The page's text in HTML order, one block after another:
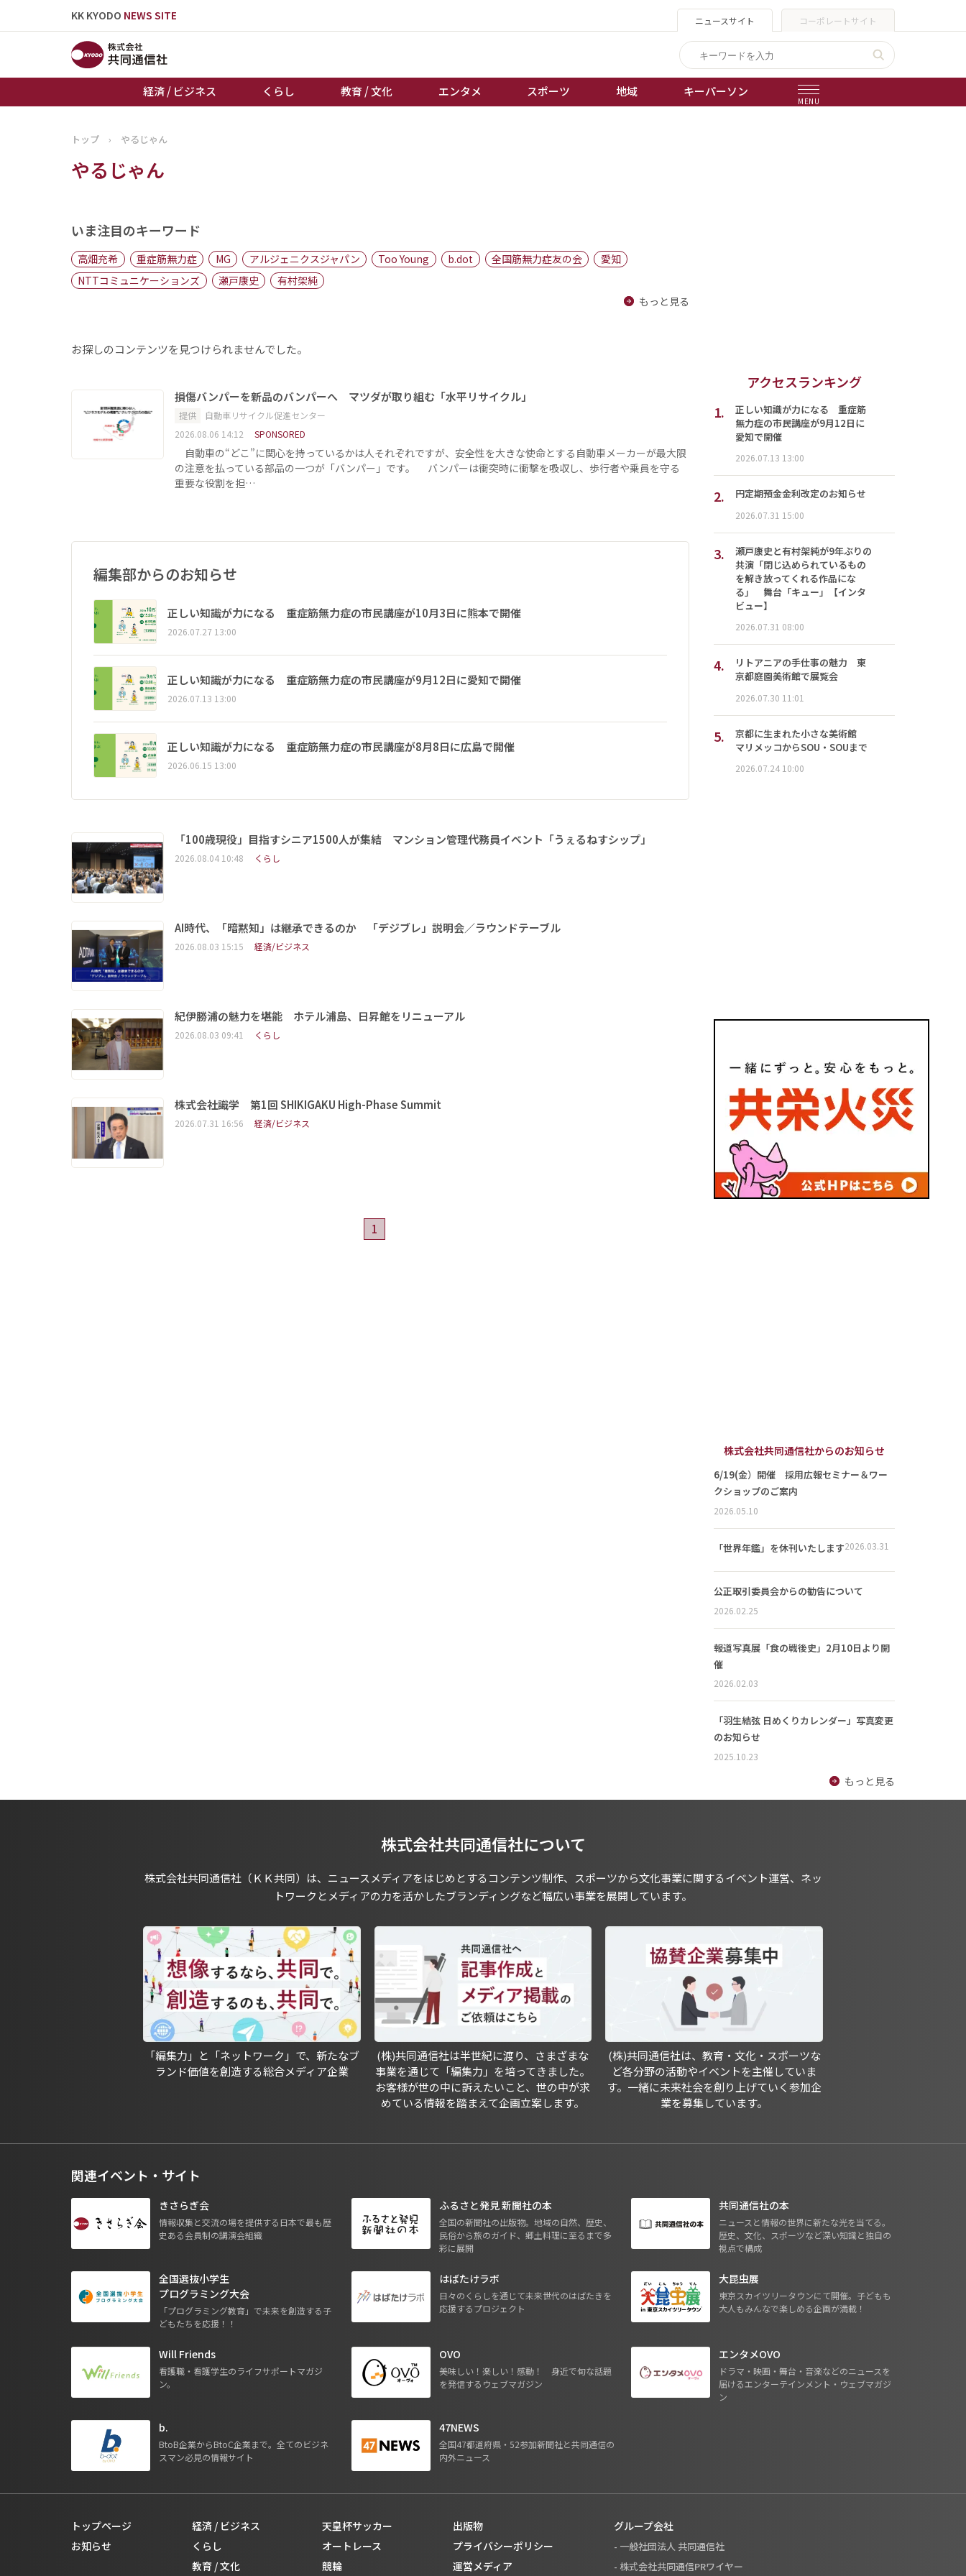
KK KYODO NEWS SITE ニュースサイト コーポレートサイト
経済 / ビジネス くらし 教育 / 文化 エンタメ スポーツ 地域 キーパーソン
MENU
トップページ
お知らせ
地域
棋王戦
トップ › やるじゃん
やるじゃん
いま注目のキーワード
高畑充希 重症筋無力症 MG アルジェニクスジャパン Too Young b.dot 全国筋無力症友の会
愛知
NTTコミュニケーションズ
瀬戸康史
有村架純
もっと見る
お探しのコンテンツを見つけられませんでした。
損傷バンパーを新品のバンパーへ マツダが取り組む「水平リサイクル」
提供
自動車リサイクル促進センター
2026.08.06 14:12
SPONSORED
自動車の“どこ”に関心を持っているかは人それぞれですが、安全性を大きな使命とする自動車メーカーが最大限
の注意を払っている部品の一つが「バンパー」です。 バンパーは衝突時に衝撃を吸収し、歩行者や乗員を守る
重要な役割を担…
編集部からのお知らせ
正しい知識が力になる 重症筋無力症の市民講座が10月3日に熊本で開催
2026.07.27 13:00
正しい知識が力になる 重症筋無力症の市民講座が9月12日に愛知で開催
2026.07.13 13:00
正しい知識が力になる 重症筋無力症の市民講座が8月8日に広島で開催
2026.06.15 13:00
「100歳現役」目指すシニア1500人が集結 マンション管理代務員イベント「うぇるねすシップ」
2026.08.04 10:48 くらし
AI時代、「暗黙知」は継承できるのか 「デジブレ」説明会／ラウンドテーブル
2026.08.03 15:15 経済/ビジネス
紀伊勝浦の魅力を堪能 ホテル浦島、日昇館をリニューアル
2026.08.03 09:41 くらし
株式会社識学 第1回 SHIKIGAKU High-Phase Summit
2026.07.31 16:56 経済/ビジネス
1
アクセスランキング
1.
正しい知識が力になる 重症筋
無力症の市民講座が9月12日に
愛知で開催
2026.07.13 13:00
2. 円定期預金金利改定のお知らせ
2026.07.31 15:00
3.
瀬戸康史と有村架純が9年ぶりの
共演「閉じ込められているもの
を解き放ってくれる作品にな
る」 舞台「キュー」【インタ
ビュー】
2026.07.31 08:00
4.
リトアニアの手仕事の魅力 東
京都庭園美術館で展覧会
2026.07.30 11:01
5.
京都に生まれた小さな美術館
マリメッコからSOU・SOUまで
2026.07.24 10:00
株式会社共同通信社からのお知らせ
6/19(金）開催 採用広報セミナー＆ワー
クショップのご案内
2026.05.10
「世界年鑑」を休刊いたします2026.03.31
公正取引委員会からの勧告について
2026.02.25
報道写真展「食の戦後史」2月10日より開
催
2026.02.03
「羽生結弦 日めくりカレンダー」写真変更
のお知らせ
2025.10.23
もっと見る
株式会社共同通信社について
株式会社共同通信社（ＫＫ共同）は、ニュースメディアをはじめとするコンテンツ制作、スポーツから文化事業に関するイベント運営、ネッ
トワークとメディアの力を活かしたブランディングなど幅広い事業を展開しています。
「編集力」と「ネットワーク」で、新たなブ
ランド価値を創造する総合メディア企業
(株)共同通信社は半世紀に渡り、さまざまな
事業を通じて「編集力」を培ってきました。
お客様が世の中に訴えたいこと、世の中が求
めている情報を踏まえて企画立案します。
(株)共同通信社は、教育・文化・スポーツな
ど各分野の活動やイベントを主催していま
す。一緒に未来社会を創り上げていく参加企
業を募集しています。
関連イベント・サイト
きさらぎ会
情報収集と交流の場を提供する日本で最も歴
史ある会員制の講演会組織
ふるさと発見 新聞社の本
全国の新聞社の出版物。地域の自然、歴史、
民俗から旅のガイド、郷土料理に至るまで多
彩に展開
共同通信社の本
ニュースと情報の世界に新たな光を当てる。
歴史、文化、スポーツなど深い知識と独自の
視点で構成
全国選抜小学生
プログラミング大会
「プログラミング教育」で未来を創造する子
どもたちを応援！！
はばたけラボ
日々のくらしを通じて未来世代のはばたきを
応援するプロジェクト
大昆虫展
東京スカイツリータウンにて開催。子どもも
大人もみんなで楽しめる企画が満載！
Will Friends
看護職・看護学生のライフサポートマガジ
ン。
OVO
美味しい！楽しい！感動！ 身近で旬な話題
を発信するウェブマガジン
エンタメOVO
ドラマ・映画・舞台・音楽などのニュースを
届けるエンターテインメント・ウェブマガジ
ン
b.
BtoB企業からBtoC企業まで。全てのビジネ
スマン必見の情報サイト
47NEWS
全国47都道府県・52参加新聞社と共同通信の
内外ニュース
トップページ
お知らせ
経済 / ビジネス
くらし
教育 / 文化
天皇杯サッカー
オートレース
競輪
出版物
プライバシーポリシー
運営メディア
グループ会社
- 一般社団法人 共同通信社
- 株式会社共同通信PRワイヤー